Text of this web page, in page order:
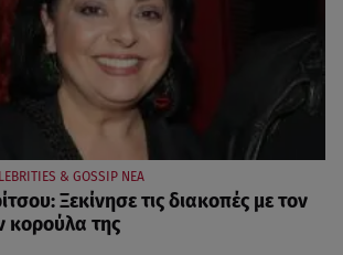
& GOSSIP ΝΕΑ
Ξεκίνησε τις διακοπές με τον
κορούλα της